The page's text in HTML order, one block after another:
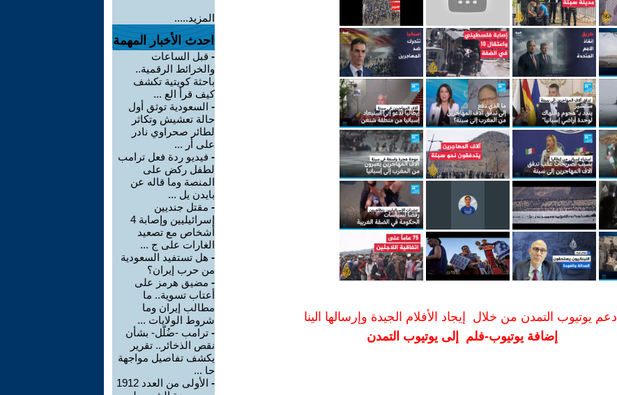
ادعم يوتيوب التمدن من خلال إيجاد الأفلام الجيدة وإرسالها الينا
إضافة يوتيوب-فلم إلى يوتيوب التمدن
المزيد.....
احدث الأخبار المهمة
- قبل الساعات
والخرائط الرقمية..
باحثة كويتية تكشف
كيف قرأ الع ...
- السعودية توثق أول
حالة تعشيش وتكاثر
لطائر صحراوي نادر
على أر ...
- فيديو ردة فعل ترامب
لطفل ركض على
المنصة وما قاله عن
بايدن يل ...
- مقتل جنديين
إسرائيليين وإصابة 4
أشخاص مع تصعيد
الغارات على ج ...
- هل تستفيد السعودية
من حرب إيران؟
- مضيق هرمز على
أعتاب تسوية.. ما
مطالب إيران وما
شروط الولايات ...
- ترامب -ضُلّل- بشأن
نقص الذخائر.. تقرير
يكشف تفاصيل مواجهة
حا ...
-
الأولى من العدد 1912